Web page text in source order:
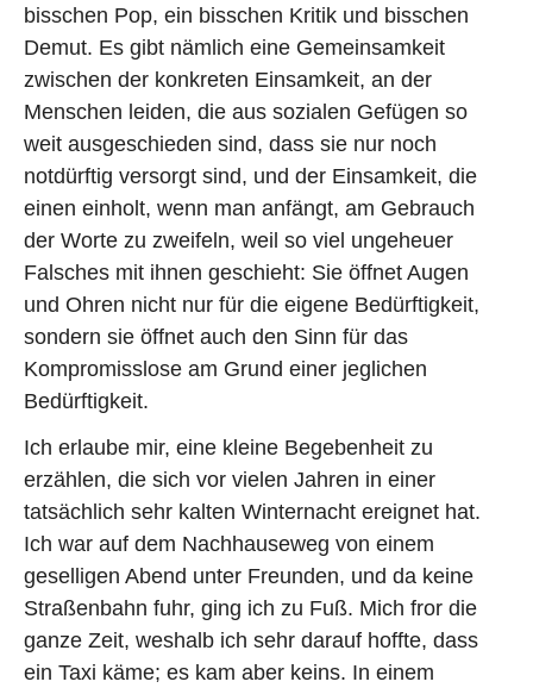
bisschen Pop, ein bisschen Kritik und bisschen
Demut. Es gibt nämlich eine Gemeinsamkeit
zwischen der konkreten Einsamkeit, an der
Menschen leiden, die aus sozialen Gefügen so
weit ausgeschieden sind, dass sie nur noch
notdürftig versorgt sind, und der Einsamkeit, die
einen einholt, wenn man anfängt, am Gebrauch
der Worte zu zweifeln, weil so viel ungeheuer
Falsches mit ihnen geschieht: Sie öffnet Augen
und Ohren nicht nur für die eigene Bedürftigkeit,
sondern sie öffnet auch den Sinn für das
Kompromisslose am Grund einer jeglichen
Bedürftigkeit.
Ich erlaube mir, eine kleine Begebenheit zu
erzählen, die sich vor vielen Jahren in einer
tatsächlich sehr kalten Winternacht ereignet hat.
Ich war auf dem Nachhauseweg von einem
geselligen Abend unter Freunden, und da keine
Straßenbahn fuhr, ging ich zu Fuß. Mich fror die
ganze Zeit, weshalb ich sehr darauf hoffte, dass
ein Taxi käme; es kam aber keins. In einem